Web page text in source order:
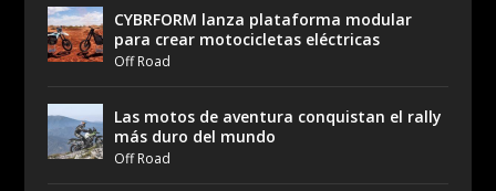
CYBRFORM lanza plataforma modular
para crear motocicletas eléctricas
Off Road
Las motos de aventura conquistan el rally
más duro del mundo
Off Road